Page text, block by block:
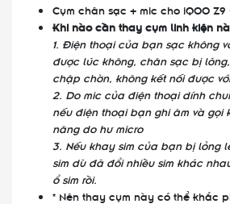
Cụm chân sạc + mic cho iQOO Z9
Khi nào cần thay cụm linh kiện
1. Điện thoại của bạn sạc không
được lúc không, chân sạc bị
chập chờn, không kết nối được
2. Do mic của điện thoại dính
nếu điện thoại bạn ghi âm và gọi
năng do hư micro
3. Nếu khay sim của bạn bị lỏng
sim dù đã đổi nhiều sim khác
ổ sim rồi.
* Nên thay cụm này có thể khắc